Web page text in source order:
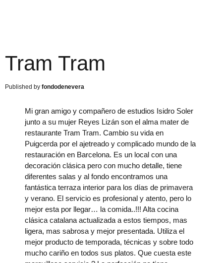
Tram Tram
fondodenevera
Mi gran amigo y compañero de estudios Isidro Soler
junto a su mujer Reyes Lizán son el alma mater de
restaurante Tram Tram. Cambio su vida en
Puigcerda por el ajetreado y complicado mundo de la
restauración en Barcelona. Es un local con una
decoración clásica pero con mucho detalle, tiene
diferentes salas y al fondo encontramos una
fantástica terraza interior para los días de primavera
y verano. El servicio es profesional y atento, pero lo
mejor esta por llegar… la comida..!!! Alta cocina
clásica catalana actualizada a estos tiempos, mas
ligera, mas sabrosa y mejor presentada. Utiliza el
mejor producto de temporada, técnicas y sobre todo
mucho cariño en todos sus platos. Que cuesta este